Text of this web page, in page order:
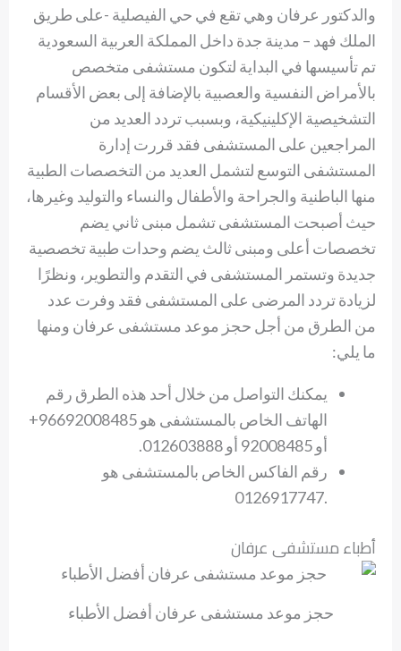
والدكتور عرفان وهي تقع في حي الفيصلية -على طريق
الملك فهد – مدينة جدة داخل المملكة العربية السعودية
تم تأسيسها في البداية لتكون مستشفى متخصص
بالأمراض النفسية والعصبية بالإضافة إلى بعض الأقسام
التشخيصية الإكلينيكية، وبسبب تردد العديد من
المراجعين على المستشفى فقد قررت إدارة
المستشفى التوسع لتشمل العديد من التخصصات الطبية
منها الباطنية والجراحة والأطفال والنساء والتوليد وغيرها،
حيث أصبحت المستشفى تشمل مبنى ثاني يضم
تخصصات أعلى ومبنى ثالث يضم وحدات طبية تخصصية
جديدة وتستمر المستشفى في التقدم والتطوير، ونظرًا
لزيادة تردد المرضى على المستشفى فقد وفرت عدد
من الطرق من أجل حجز موعد مستشفى عرفان ومنها
ما يلي:
يمكنك التواصل من خلال أحد هذه الطرق رقم
الهاتف الخاص بالمستشفى هو 96692008485+
أو 92008485 أو 012603888.
رقم الفاكس الخاص بالمستشفى هو
.0126917747
أطباء مستشفى عرفان
حجز موعد مستشفى عرفان أفضل الأطباء